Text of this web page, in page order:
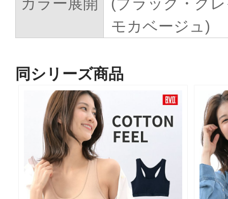
モカベージュ)
同シリーズ商品